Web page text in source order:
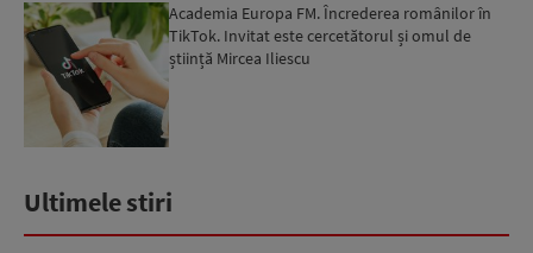
Academia Europa FM. Încrederea românilor în
TikTok. Invitat este cercetătorul și omul de
știință Mircea Iliescu
Ultimele stiri